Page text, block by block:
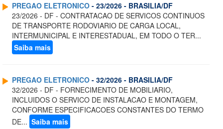
PREGAO ELETRONICO - 23/2026 - BRASILIA/DF
23/2026 - DF - CONTRATACAO DE SERVICOS CONTINUOS
DE TRANSPORTE RODOVIARIO DE CARGA LOCAL,
INTERMUNICIPAL E INTERESTADUAL, EM TODO O TER...
Saiba mais
PREGAO ELETRONICO - 32/2026 - BRASILIA/DF
32/2026 - DF - FORNECIMENTO DE MOBILIARIO,
INCLUIDOS O SERVICO DE INSTALACAO E MONTAGEM,
CONFORME ESPECIFICACOES CONSTANTES DO TERMO
DE... Saiba mais